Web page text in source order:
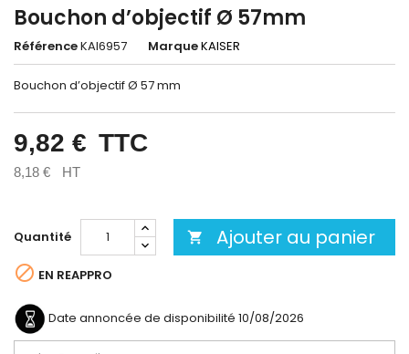
Bouchon d’objectif Ø 57mm
RéférenceKAI6957 MarqueKAISER
Bouchon d’objectif Ø 57 mm
9,82 € TTC
8,18 € HT
Quantité  Ajouter au panier
 EN REAPPRO
Date annoncée de disponibilité 10/08/2026